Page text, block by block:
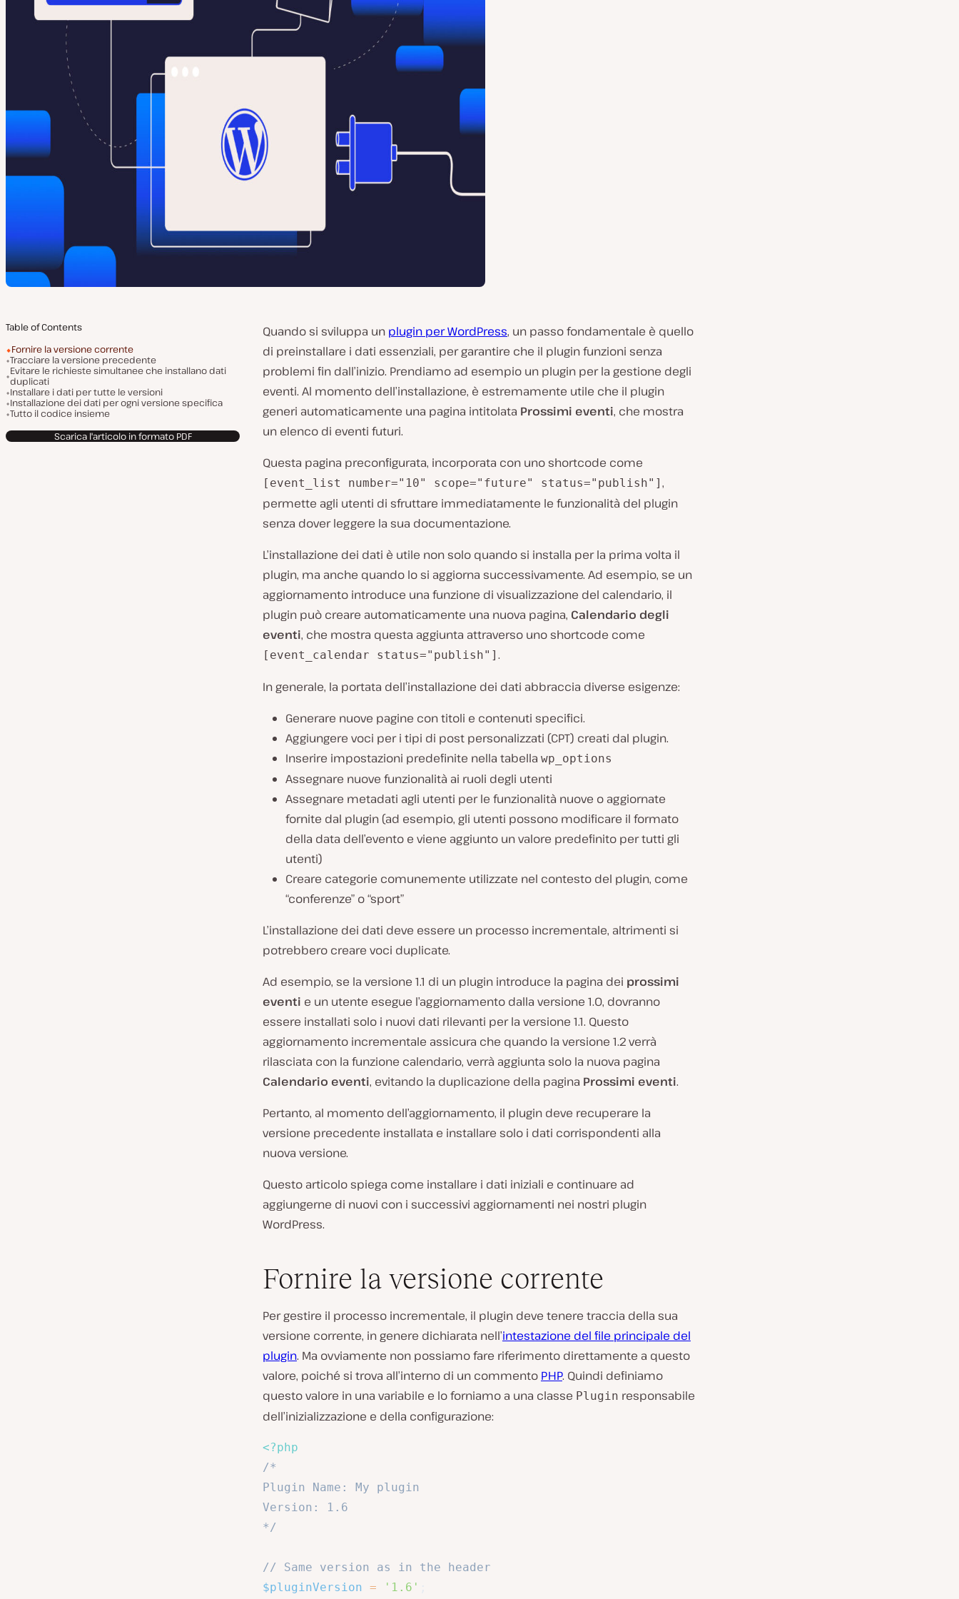
Table of Contents
Fornire la versione corrente
Tracciare la versione precedente
Evitare le richieste simultanee che installano dati
duplicati
Installare i dati per tutte le versioni
Installazione dei dati per ogni versione specifica
Tutto il codice insieme
Scarica l'articolo in formato PDF
Quando si sviluppa un plugin per WordPress, un passo fondamentale è quello
di preinstallare i dati essenziali, per garantire che il plugin funzioni senza
problemi fin dall’inizio. Prendiamo ad esempio un plugin per la gestione degli
eventi. Al momento dell’installazione, è estremamente utile che il plugin
generi automaticamente una pagina intitolata Prossimi eventi, che mostra
un elenco di eventi futuri.
Questa pagina preconfigurata, incorporata con uno shortcode come
[event_list number="10" scope="future" status="publish"] ,
permette agli utenti di sfruttare immediatamente le funzionalità del plugin
senza dover leggere la sua documentazione.
L’installazione dei dati è utile non solo quando si installa per la prima volta il
plugin, ma anche quando lo si aggiorna successivamente. Ad esempio, se un
aggiornamento introduce una funzione di visualizzazione del calendario, il
plugin può creare automaticamente una nuova pagina, Calendario degli
eventi, che mostra questa aggiunta attraverso uno shortcode come
[event_calendar status="publish"] .
In generale, la portata dell’installazione dei dati abbraccia diverse esigenze:
Generare nuove pagine con titoli e contenuti specifici.
Aggiungere voci per i tipi di post personalizzati (CPT) creati dal plugin.
Inserire impostazioni predefinite nella tabella wp_options
Assegnare nuove funzionalità ai ruoli degli utenti
Assegnare metadati agli utenti per le funzionalità nuove o aggiornate
fornite dal plugin (ad esempio, gli utenti possono modificare il formato
della data dell’evento e viene aggiunto un valore predefinito per tutti gli
utenti)
Creare categorie comunemente utilizzate nel contesto del plugin, come
“conferenze” o “sport”
L’installazione dei dati deve essere un processo incrementale, altrimenti si
potrebbero creare voci duplicate.
Ad esempio, se la versione 1.1 di un plugin introduce la pagina dei prossimi
eventi e un utente esegue l’aggiornamento dalla versione 1.0, dovranno
essere installati solo i nuovi dati rilevanti per la versione 1.1. Questo
aggiornamento incrementale assicura che quando la versione 1.2 verrà
rilasciata con la funzione calendario, verrà aggiunta solo la nuova pagina
Calendario eventi, evitando la duplicazione della pagina Prossimi eventi.
Pertanto, al momento dell’aggiornamento, il plugin deve recuperare la
versione precedente installata e installare solo i dati corrispondenti alla
nuova versione.
Questo articolo spiega come installare i dati iniziali e continuare ad
aggiungerne di nuovi con i successivi aggiornamenti nei nostri plugin
WordPress.
Fornire la versione corrente
Per gestire il processo incrementale, il plugin deve tenere traccia della sua
versione corrente, in genere dichiarata nell’intestazione del file principale del
plugin. Ma ovviamente non possiamo fare riferimento direttamente a questo
valore, poiché si trova all’interno di un commento PHP. Quindi definiamo
questo valore in una variabile e lo forniamo a una classe Plugin responsabile
dell’inizializzazione e della configurazione:
<?php
/*
Plugin Name: My plugin
Version: 1.6
*/
// Same version as in the header
$pluginVersion = '1.6'